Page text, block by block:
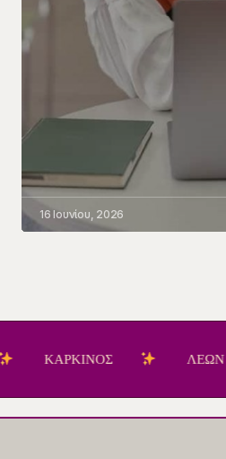
16 Ιουνίου, 2026
ΛΕΩΝ